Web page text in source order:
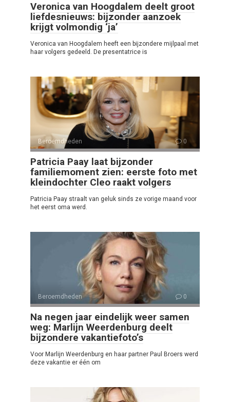
Veronica van Hoogdalem deelt groot
liefdesnieuws: bijzonder aanzoek
krijgt volmondig ‘ja’
Veronica van Hoogdalem heeft een bijzondere mijlpaal met
haar volgers gedeeld. De presentatrice is
Beroemdheden 0
Patricia Paay laat bijzonder
familiemoment zien: eerste foto met
kleindochter Cleo raakt volgers
Patricia Paay straalt van geluk sinds ze vorige maand voor
het eerst oma werd.
Beroemdheden 0
Na negen jaar eindelijk weer samen
weg: Marlijn Weerdenburg deelt
bijzondere vakantiefoto’s
Voor Marlijn Weerdenburg en haar partner Paul Broers werd
deze vakantie er één om